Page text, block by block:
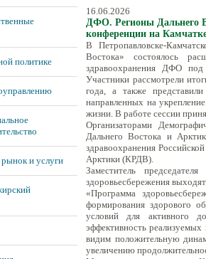
политике
и услуги
16.06.2026
ДФО. Регионы Дальнего
конференции на
В Петропавловске-
Востока» состоялось
здравоохранения ДФО под
Участники рассмотрели
года, а также
направленных на
жизни. В работе сессии
Организаторами
Дальнего Востока и
здравоохранения
Арктики (КРДВ).
Заместитель
здоровьесбережения
«Программа
формирования здорового
условий для активного
эффективность
видим положительную
увеличению